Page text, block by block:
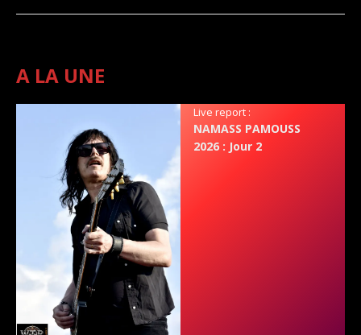
A LA UNE
Live report :
NAMASS PAMOUSS
2026 : Jour 2